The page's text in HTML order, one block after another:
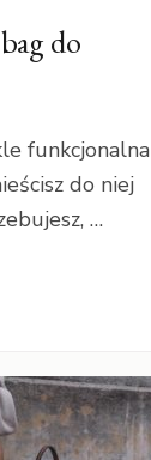
do
funkcjonalna
do niej
…